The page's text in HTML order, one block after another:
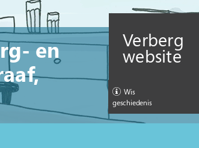
en
Verberg
website
Wis
geschiedenis